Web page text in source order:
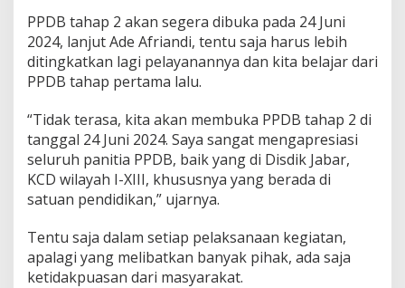
a
n
T
a
h
p
S
a
t
u
PPDB tahap 2 akan segera dibuka pada 24 Juni
2024, lanjut Ade Afriandi, tentu saja harus lebih
ditingkatkan lagi pelayanannya dan kita belajar dari
PPDB tahap pertama lalu.
“Tidak terasa, kita akan membuka PPDB tahap 2 di
tanggal 24 Juni 2024. Saya sangat mengapresiasi
seluruh panitia PPDB, baik yang di Disdik Jabar,
KCD wilayah I-XIII, khususnya yang berada di
satuan pendidikan,” ujarnya.
Tentu saja dalam setiap pelaksanaan kegiatan,
apalagi yang melibatkan banyak pihak, ada saja
ketidakpuasan dari masyarakat.